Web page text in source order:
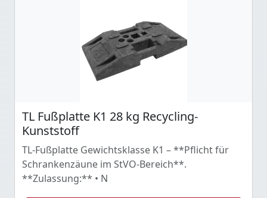
TL Fußplatte K1 28 kg Recycling-
Kunststoff
TL-Fußplatte Gewichtsklasse K1 – **Pflicht für
Schrankenzäune im StVO-Bereich**.
**Zulassung:** • N